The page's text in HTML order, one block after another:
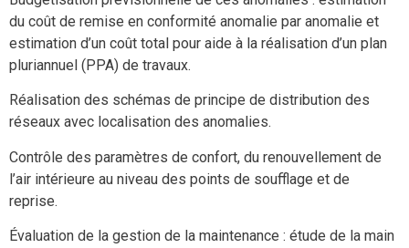
du coût de remise en conformité anomalie par anomalie et
estimation d’un coût total pour aide à la réalisation d’un plan
pluriannuel (PPA) de travaux.
Réalisation des schémas de principe de distribution des
réseaux avec localisation des anomalies.
Contrôle des paramètres de confort, du renouvellement de
l’air intérieure au niveau des points de soufflage et de
reprise.
Évaluation de la gestion de la maintenance : étude de la main